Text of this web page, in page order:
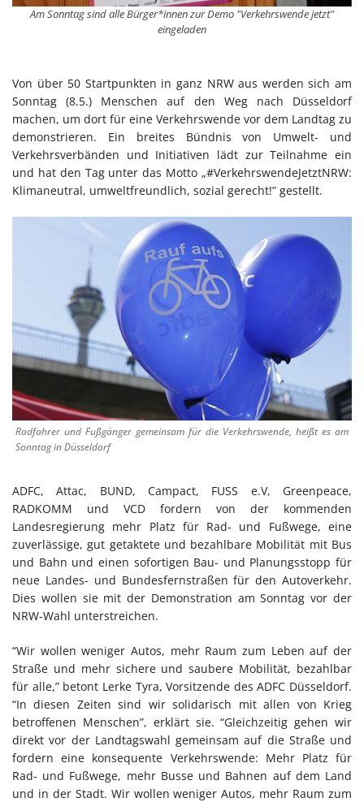
Am Sonntag sind alle Bürger*innen zur Demo "Verkehrswende jetzt"
eingeladen
Von über 50 Startpunkten in ganz NRW aus werden sich am
Sonntag (8.5.) Menschen auf den Weg nach Düsseldorf
machen, um dort für eine Verkehrswende vor dem Landtag zu
demonstrieren. Ein breites Bündnis von Umwelt- und
Verkehrsverbänden und Initiativen lädt zur Teilnahme ein
und hat den Tag unter das Motto „#VerkehrswendeJetztNRW:
Klimaneutral, umweltfreundlich, sozial gerecht!” gestellt.
Radfahrer und Fußgänger gemeinsam für die Verkehrswende, heißt es am
Sonntag in Düsseldorf
ADFC, Attac, BUND, Campact, FUSS e.V, Greenpeace,
RADKOMM und VCD fordern von der kommenden
Landesregierung mehr Platz für Rad- und Fußwege, eine
zuverlässige, gut getaktete und bezahlbare Mobilität mit Bus
und Bahn und einen sofortigen Bau- und Planungsstopp für
neue Landes- und Bundesfernstraßen für den Autoverkehr.
Dies wollen sie mit der Demonstration am Sonntag vor der
NRW-Wahl unterstreichen.
“Wir wollen weniger Autos, mehr Raum zum Leben auf der
Straße und mehr sichere und saubere Mobilität, bezahlbar
für alle,” betont Lerke Tyra, Vorsitzende des ADFC Düsseldorf.
“In diesen Zeiten sind wir solidarisch mit allen von Krieg
betroffenen Menschen”, erklärt sie. “Gleichzeitig gehen wir
direkt vor der Landtagswahl gemeinsam auf die Straße und
fordern eine konsequente Verkehrswende: Mehr Platz für
Rad- und Fußwege, mehr Busse und Bahnen auf dem Land
und in der Stadt. Wir wollen weniger Autos, mehr Raum zum